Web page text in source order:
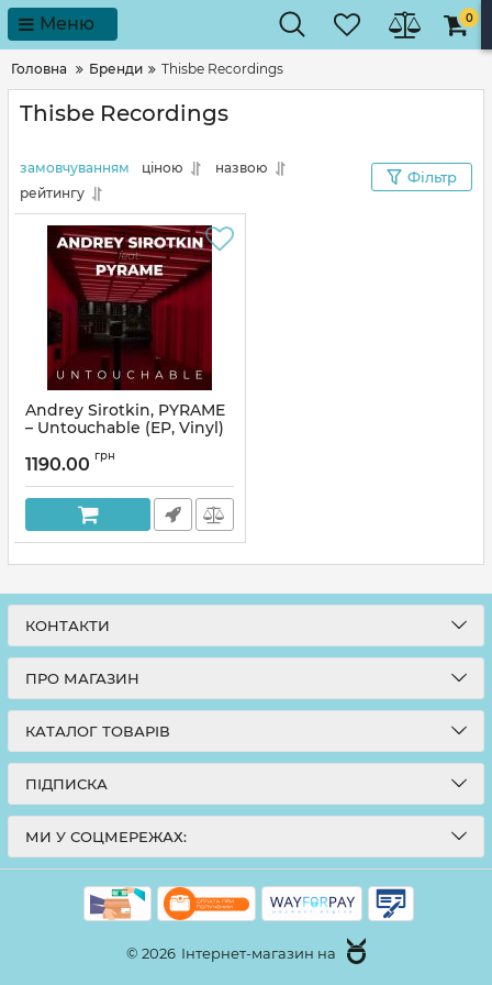
Меню 0
Головна Бренди Thisbe Recordings
Thisbe Recordings
замовчуванням ціною
назвою
рейтингу
Фільтр
Andrey Sirotkin, PYRAME
– Untouchable (EP, Vinyl)
1190.00 грн
КОНТАКТИ
ПРО МАГАЗИН
КАТАЛОГ ТОВАРІВ
ПІДПИСКА
МИ У СОЦМЕРЕЖАХ:
© 2026 Інтернет-магазин на